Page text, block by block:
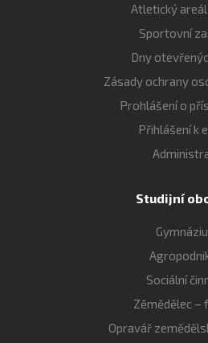
Atletický
Sportovní
Dny
Zásady ochrany
Prohlášení o
Přihlášení k
Studijní
Sociální
Zěmědělec –
Opravář